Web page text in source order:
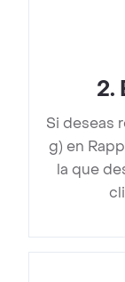
2.
Si deseas
g) en
la que